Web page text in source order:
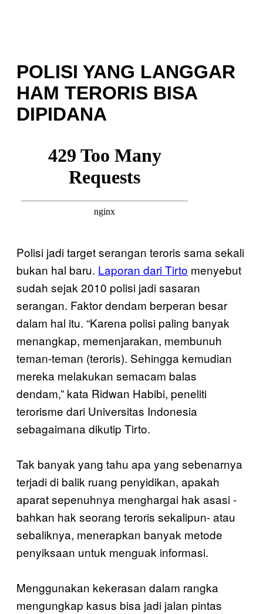
POLISI YANG LANGGAR
HAM TERORIS BISA
DIPIDANA
Polisi jadi target serangan teroris sama sekali
bukan hal baru. Laporan dari Tirto menyebut
sudah sejak 2010 polisi jadi sasaran
serangan. Faktor dendam berperan besar
dalam hal itu. “Karena polisi paling banyak
menangkap, memenjarakan, membunuh
teman-teman (teroris). Sehingga kemudian
mereka melakukan semacam balas
dendam,” kata Ridwan Habibi, peneliti
terorisme dari Universitas Indonesia
sebagaimana dikutip Tirto.
Tak banyak yang tahu apa yang sebenarnya
terjadi di balik ruang penyidikan, apakah
aparat sepenuhnya menghargai hak asasi -
bahkan hak seorang teroris sekalipun- atau
sebaliknya, menerapkan banyak metode
penyiksaan untuk menguak informasi.
Menggunakan kekerasan dalam rangka
mengungkap kasus bisa jadi jalan pintas